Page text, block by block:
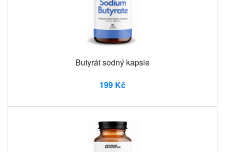
Butyrát sodný kapsle
199 Kč